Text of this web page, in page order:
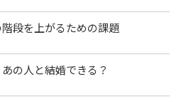
段を上がるための課題
の人と結婚できる？